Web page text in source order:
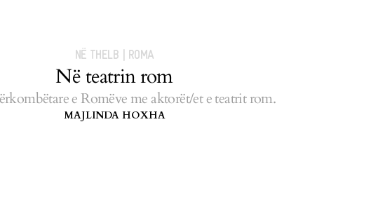
NË THELB ROMA
Në teatrin rom
e Romëve me aktorët/et e teatrit rom.
MAJLINDA HOXHA